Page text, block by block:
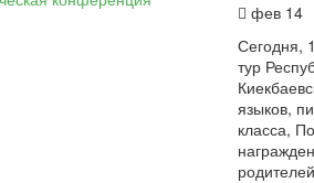
фев 14
Сегодня,
тур
языков,
класса,